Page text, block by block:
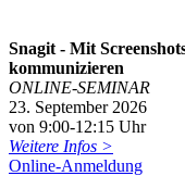
Snagit - Mit
kommunizieren
ONLINE-SEMINAR
23. September 2026
von 9:00-12:15 Uhr
Weitere Infos >
Online-Anmeldung